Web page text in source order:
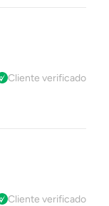
Cliente verificado
Cliente verificado